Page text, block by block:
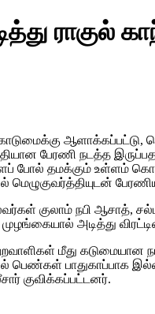
நடத்த இருப்பதாக
போல் தமக்கும் உள்ளம்
மெழுகுவர்த்தியுடன்
குலாம் நபி
அடித்து
மீது
பெண்கள்
குவிக்கப்பட்டனர்.